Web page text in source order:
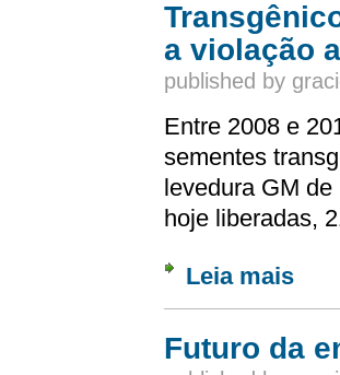
a violação
published by
Entre 2008 e
sementes
levedura GM
hoje liberadas,
Leia mais
Futuro da